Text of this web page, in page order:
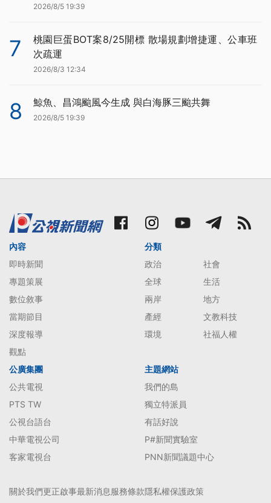
2026/8/5 19:39
7
桃園巨蛋BOT案8/25開標 散場規劃增捷運、公車班
次疏運
2026/8/3 12:34
8 鯨魚、昌鴻颱風今生成 與白海豚三颱共舞
2026/8/5 19:39
內容
即時新聞
專題策展
數位敘事
當期節目
深度報導
觀點
分類
政治
社會
全球
生活
兩岸
地方
產經
文教科技
環境
社福人權
公廣集團
公共電視
PTS TW
公視台語台
中華電視公司
客家電視台
主題網站
我們的島
獨立特派員
有話好說
P#新聞實驗室
PNN新聞議題中心
關於我們更正啟事最新消息服務條款隱私權保護政策